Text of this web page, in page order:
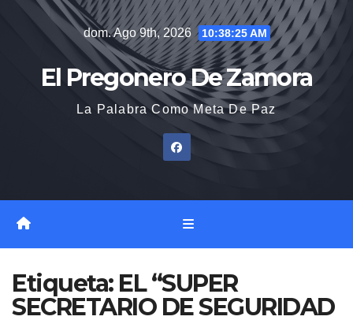
dom. Ago 9th, 2026 10:38:26 AM
El Pregonero De Zamora
La Palabra Como Meta De Paz
Etiqueta: EL “SUPER
SECRETARIO DE SEGURIDAD